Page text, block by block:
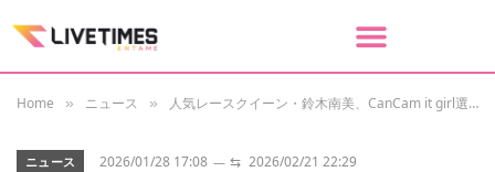
Home » ニュース » 人気レースクイーン・鈴木南美、CanCam it girl選抜メンバー「ICONS」就任を報告。祝福の声続々
ニュース 2026/01/28 17:08 ⇆ 2026/02/21 22:29